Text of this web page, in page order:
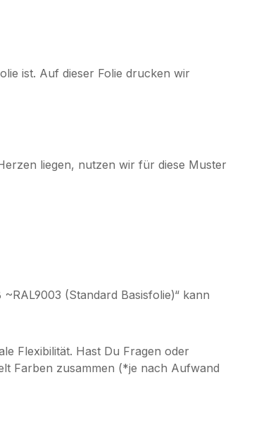
ist. Auf dieser Folie drucken wir
liegen, nutzen wir für diese Muster
(Standard Basisfolie)“ kann
Flexibilität. Hast Du Fragen oder
Farben zusammen (*je nach Aufwand